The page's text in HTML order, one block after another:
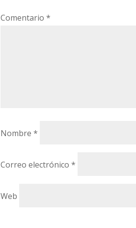
Comentario*
Nombre*
Correo electrónico*
Web